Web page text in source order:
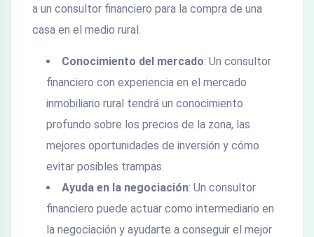
a un consultor financiero para la compra de una
casa en el medio rural.
Conocimiento del mercado: Un consultor
financiero con experiencia en el mercado
inmobiliario rural tendrá un conocimiento
profundo sobre los precios de la zona, las
mejores oportunidades de inversión y cómo
evitar posibles trampas.
Ayuda en la negociación: Un consultor
financiero puede actuar como intermediario en
la negociación y ayudarte a conseguir el mejor